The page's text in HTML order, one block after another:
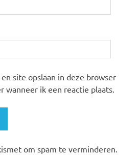
site opslaan in deze browser
wanneer ik een reactie plaats.
om spam te verminderen.